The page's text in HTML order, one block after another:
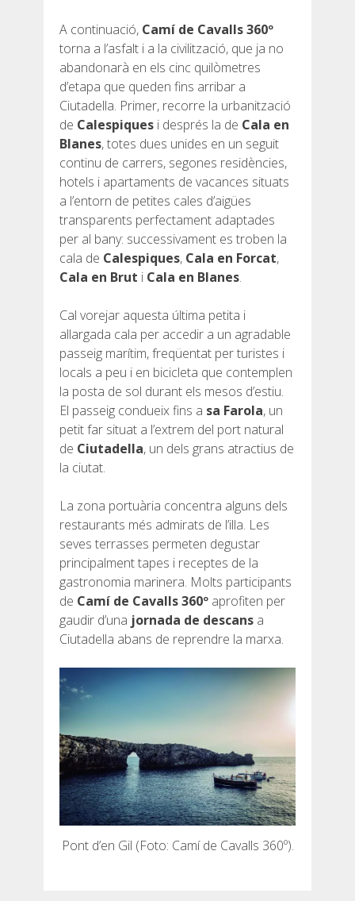
A continuació, Camí de Cavalls 360º
torna a l’asfalt i a la civilització, que ja no
abandonarà en els cinc quilòmetres
d’etapa que queden fins arribar a
Ciutadella. Primer, recorre la urbanització
de Calespiques i després la de Cala en
Blanes, totes dues unides en un seguit
continu de carrers, segones residències,
hotels i apartaments de vacances situats
a l’entorn de petites cales d’aigües
transparents perfectament adaptades
per al bany: successivament es troben la
cala de Calespiques, Cala en Forcat,
Cala en Brut i Cala en Blanes.
Cal vorejar aquesta última petita i
allargada cala per accedir a un agradable
passeig marítim, freqüentat per turistes i
locals a peu i en bicicleta que contemplen
la posta de sol durant els mesos d’estiu.
El passeig condueix fins a sa Farola, un
petit far situat a l’extrem del port natural
de Ciutadella, un dels grans atractius de
la ciutat.
La zona portuària concentra alguns dels
restaurants més admirats de l’illa. Les
seves terrasses permeten degustar
principalment tapes i receptes de la
gastronomia marinera. Molts participants
de Camí de Cavalls 360º aprofiten per
gaudir d’una jornada de descans a
Ciutadella abans de reprendre la marxa.
Pont d’en Gil (Foto: Camí de Cavalls 360º).